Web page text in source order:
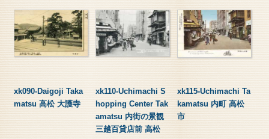
xk090-Daigoji Taka
matsu 高松 大護寺
xk110-Uchimachi S
hopping Center Tak
amatsu 内街の景観
三越百貸店前 高松
xk115-Uchimachi Ta
kamatsu 内町 高松
市